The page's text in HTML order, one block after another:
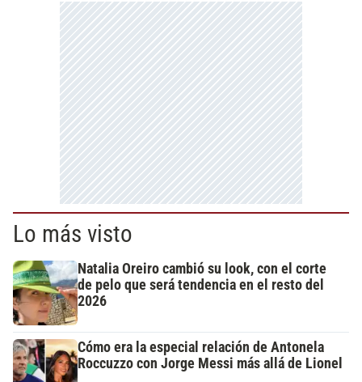
Lo más visto
Natalia Oreiro cambió su look, con el corte
de pelo que será tendencia en el resto del
2026
Cómo era la especial relación de Antonela
Roccuzzo con Jorge Messi más allá de Lionel